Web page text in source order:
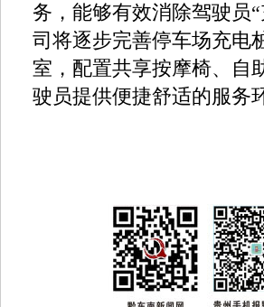
务，能够有效消除驾驶员
司将逐步完善停车场充电
室，配置共享按摩椅、自
驶员提供便捷舒适的服务